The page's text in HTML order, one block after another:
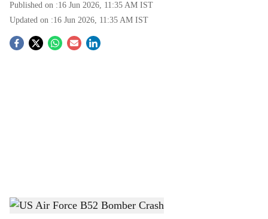
Published on :16 Jun 2026, 11:35 AM IST
Updated on :16 Jun 2026, 11:35 AM IST
S
B-52 Bomber Crash-Dainik Gomantak